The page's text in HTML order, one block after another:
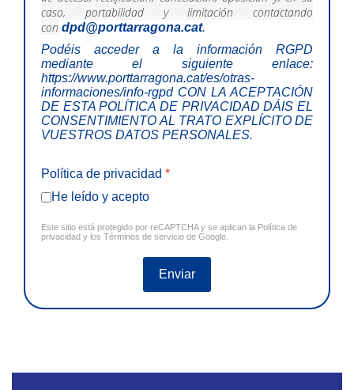
caso, portabilidad y limitación contactando
con dpd@porttarragona.cat.
Podéis acceder a la información RGPD
mediante el siguiente enlace:
https://www.porttarragona.cat/es/otras-
informaciones/info-rgpdCON LA ACEPTACIÓN
DE ESTA POLÍTICA DE PRIVACIDAD DÁIS EL
CONSENTIMIENTO AL TRATO EXPLÍCITO DE
VUESTROS DATOS PERSONALES.
Política de privacidad *
He leído y acepto
Este sitio está protegido por reCAPTCHA y se aplican la Política de
privacidad y los Términos de servicio de Google.
Enviar